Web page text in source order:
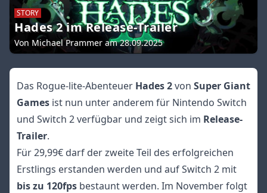
STORY
Hades 2 im Release-Trailer
Von Michael Prammer am 28.09.2025
Das Rogue-lite-Abenteuer Hades 2von Super Giant
Games ist nun unter anderem für Nintendo Switch
und Switch 2 verfügbar und zeigt sich im Release-
Trailer.
Für 29,99€ darf der zweite Teil des erfolgreichen
Erstlings erstanden werden und auf Switch 2 mit
bis zu 120fps bestaunt werden. Im November folgt